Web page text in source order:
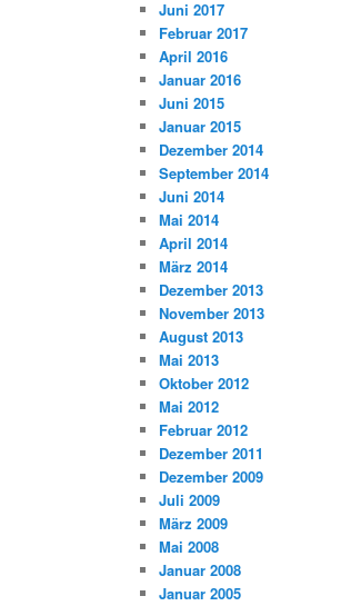
Juni 2017
Februar 2017
April 2016
Januar 2016
Juni 2015
Januar 2015
Dezember 2014
September 2014
Juni 2014
Mai 2014
April 2014
März 2014
Dezember 2013
November 2013
August 2013
Mai 2013
Oktober 2012
Mai 2012
Februar 2012
Dezember 2011
Dezember 2009
Juli 2009
März 2009
Mai 2008
Januar 2008
Januar 2005